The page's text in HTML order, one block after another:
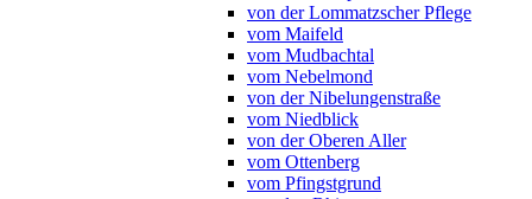
von der Lommatzscher Pflege
vom Maifeld
vom Mudbachtal
vom Nebelmond
von der Nibelungenstraße
vom Niedblick
von der Oberen Aller
vom Ottenberg
vom Pfingstgrund